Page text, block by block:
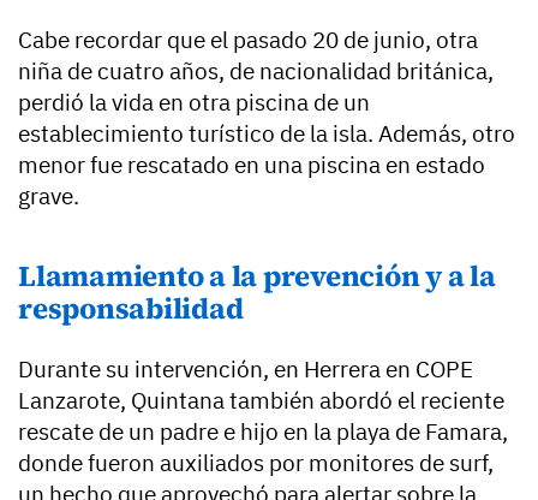
Cabe recordar que el pasado 20 de junio, otra
niña de cuatro años, de nacionalidad británica,
perdió la vida en otra piscina de un
establecimiento turístico de la isla. Además, otro
menor fue rescatado en una piscina en estado
grave.
Llamamiento a la prevención y a la
responsabilidad
Durante su intervención, en Herrera en COPE
Lanzarote, Quintana también abordó el reciente
rescate de un padre e hijo en la playa de Famara,
donde fueron auxiliados por monitores de surf,
un hecho que aprovechó para alertar sobre la